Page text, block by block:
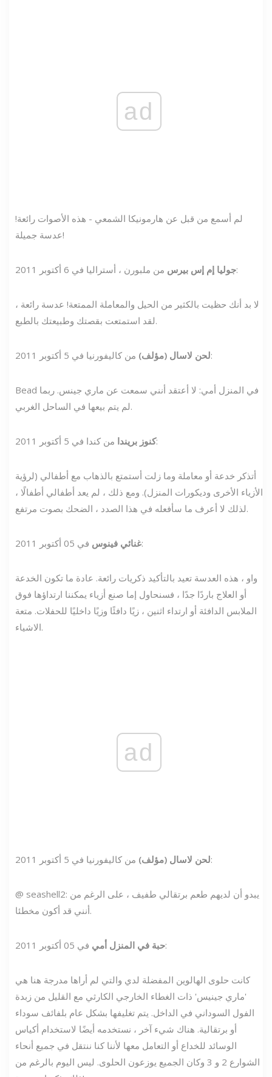
ad
لم أسمع من قبل عن هارمونيكا الشمعي - هذه الأصوات رائعة!
عدسة جميلة!
جوليا إم إس بيرسمن ملبورن ، أستراليا في 6 أكتوبر 2011:
لا بد أنك حظيت بالكثير من الحيل والمعاملة الممتعة! عدسة رائعة ،
لقد استمتعت بقصتك وطبيعتك بالطبع.
لحن لاسال (مؤلف)من كاليفورنيا في 5 أكتوبر 2011:
Bead في المنزل أمي: لا أعتقد أنني سمعت عن ماري جينس. ربما
لم يتم بيعها في الساحل الغربي.
كنوز بريندامن كندا في 5 أكتوبر 2011:
أتذكر خدعة أو معاملة وما زلت أستمتع بالذهاب مع أطفالي (لرؤية
الأزياء الأخرى وديكورات المنزل). ومع ذلك ، لم يعد أطفالي أطفالًا ،
لذلك لا أعرف ما سأفعله في هذا الصدد ، الضحك بصوت مرتفع.
غنائي فينوسفي 05 أكتوبر 2011:
واو ، هذه العدسة تعيد بالتأكيد ذكريات رائعة. عادة ما تكون الخدعة
أو العلاج باردًا جدًا ، فسنحاول إما صنع أزياء يمكننا ارتداؤها فوق
الملابس الدافئة أو ارتداء اثنين ، زيًا دافئًا وزيًا داخليًا للحفلات. متعة
الاشياء.
ad
لحن لاسال (مؤلف)من كاليفورنيا في 5 أكتوبر 2011:
@ seashell2: يبدو أن لديهم طعم برتقالي طفيف ، على الرغم من
أنني قد أكون مخطئا.
حبة في المنزل أميفي 05 أكتوبر 2011:
كانت حلوى الهالوين المفضلة لدي والتي لم أراها مدرجة هنا هي
'ماري جينيس' ذات الغطاء الخارجي الكارثي مع القليل من زبدة
الفول السوداني في الداخل. يتم تغليفها بشكل عام بلفائف سوداء
أو برتقالية. هناك شيء آخر ، نستخدمه أيضًا لاستخدام أكياس
الوسائد للخداع أو التعامل معها لأننا كنا ننتقل في جميع أنحاء
الشوارع 2 و 3 وكان الجميع يوزعون الحلوى. ليس اليوم بالرغم من